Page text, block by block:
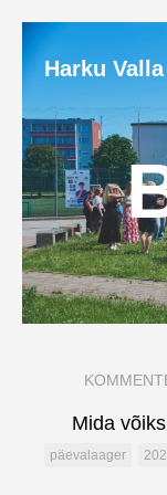
Harku
Mida
päevalaager